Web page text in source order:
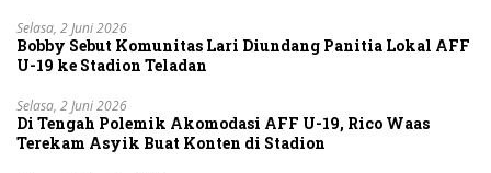
Selasa, 2 Juni 2026
Bobby Sebut Komunitas Lari Diundang Panitia Lokal AFF
U-19 ke Stadion Teladan
Selasa, 2 Juni 2026
Di Tengah Polemik Akomodasi AFF U-19, Rico Waas
Terekam Asyik Buat Konten di Stadion